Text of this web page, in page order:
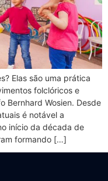
Elas são uma prática
folclóricos e
Bernhard Wosien. Desde
é notável a
início da década de
formando […]